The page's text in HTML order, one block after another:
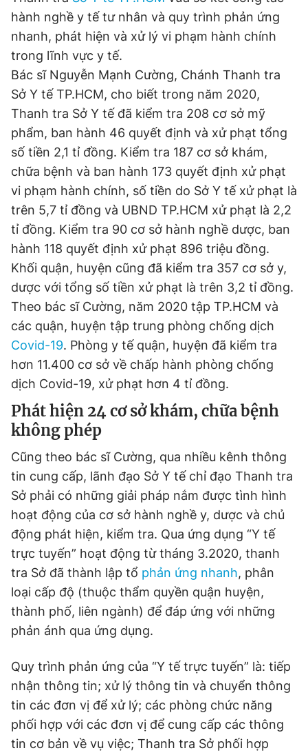
Đọc Thanh Niên trên điện thoại
Theo dõi báo trên
Hotline
0906 645 777
Liên hệ quảng cáo
0908 780 404
Đặt báo Quảng cáo RSS Tòa soạn Chính sách bảo
Tổng biên tập: Nguyễn Ngọc Toàn
Phó tổng biên tập thường trực: Hải Thành
Phó tổng biên tập: Lâm Hiếu Dũng
Phó tổng biên tập: Trần Việt Hưng
Tổng thư ký tòa soạn: Đức Trung
Giấy phép xuất bản số 110/GP - BTTTT cấp ngày 24.3.2020
© 2003-2026 Bản quyền thuộc về Báo Thanh Niên. Cấm sao
chép dưới mọi hình thức nếu không có sự chấp thuận bằng văn
bản. Phát triển bởi ePi Technologies, JSC.
hành nghề y tế tư nhân và quy trình phản ứng
nhanh, phát hiện và xử lý vi phạm hành chính
trong lĩnh vực y tế.
Bác sĩ Nguyễn Mạnh Cường, Chánh Thanh tra
Sở Y tế TP.HCM, cho biết trong năm 2020,
Thanh tra Sở Y tế đã kiểm tra 208 cơ sở mỹ
phẩm, ban hành 46 quyết định và xử phạt tổng
số tiền 2,1 tỉ đồng. Kiểm tra 187 cơ sở khám,
chữa bệnh và ban hành 173 quyết định xử phạt
vi phạm hành chính, số tiền do Sở Y tế xử phạt là
trên 5,7 tỉ đồng và UBND TP.HCM xử phạt là 2,2
tỉ đồng. Kiểm tra 90 cơ sở hành nghề dược, ban
hành 118 quyết định xử phạt 896 triệu đồng.
Khối quận, huyện cũng đã kiểm tra 357 cơ sở y,
dược với tổng số tiền xử phạt là trên 3,2 tỉ đồng.
Theo bác sĩ Cường, năm 2020 tập TP.HCM và
các quận, huyện tập trung phòng chống dịch
Covid-19. Phòng y tế quận, huyện đã kiểm tra
hơn 11.400 cơ sở về chấp hành phòng chống
dịch Covid-19, xử phạt hơn 4 tỉ đồng.
Phát hiện 24 cơ sở khám, chữa bệnh
không phép
Cũng theo bác sĩ Cường, qua nhiều kênh thông
tin cung cấp, lãnh đạo Sở Y tế chỉ đạo Thanh tra
Sở phải có những giải pháp nắm được tình hình
hoạt động của cơ sở hành nghề y, dược và chủ
động phát hiện, kiểm tra. Qua ứng dụng “Y tế
trực tuyến” hoạt động từ tháng 3.2020, thanh
tra Sở đã thành lập tổ phản ứng nhanh, phân
loại cấp độ (thuộc thẩm quyền quận huyện,
thành phố, liên ngành) để đáp ứng với những
phản ánh qua ứng dụng.
Quy trình phản ứng của “Y tế trực tuyến” là: tiếp
nhận thông tin; xử lý thông tin và chuyển thông
tin các đơn vị để xử lý; các phòng chức năng
phối hợp với các đơn vị để cung cấp các thông
tin cơ bản về vụ việc; Thanh tra Sở phối hợp